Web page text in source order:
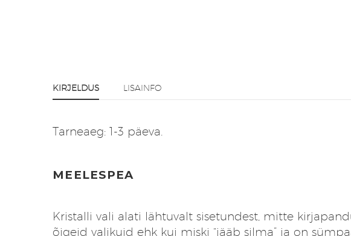
KIRJELDUS LISAINFO
Tarneaeg: 1-3 päeva.
MEELESPEA
Kristalli vali alati lähtuvalt sisetundest, mitte
õigeid valikuid ehk kui miski “jääb silma” ja on